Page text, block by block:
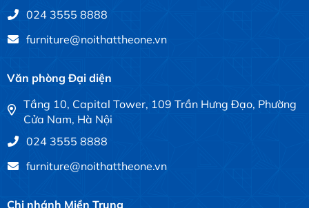
024 3555 8888
furniture@noithattheone.vn
Văn phòng Đại diện
Tầng 10, Capital Tower, 109 Trần Hưng Đạo, Phường
Cửa Nam, Hà Nội
024 3555 8888
furniture@noithattheone.vn
Chi nhánh Miền Trung